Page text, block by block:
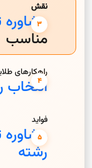
نقش
مناسب
راهکارهای
انتخاب
فواید
رشته